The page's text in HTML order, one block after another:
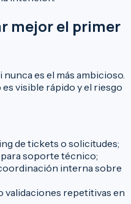
mejor el primer
es el más ambicioso.
visible rápido y el riesgo
de tickets o solicitudes;
soporte técnico;
interna sobre
validaciones repetitivas en